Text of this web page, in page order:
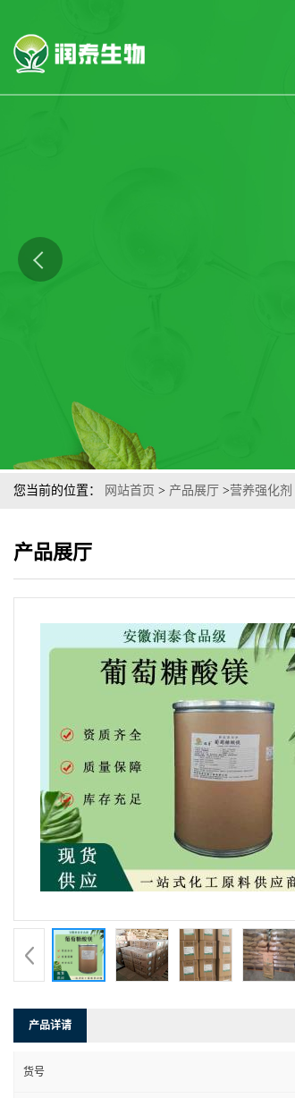
您当前的位置： 网站首页 > 产品展厅 >营养强化剂
产品展厅
产品详请
货号